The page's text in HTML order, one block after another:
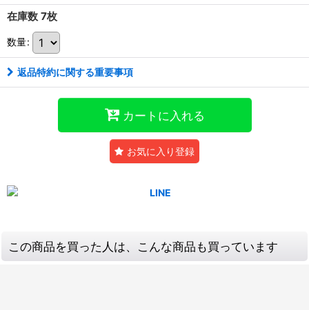
在庫数 7枚
数量:
返品特約に関する重要事項
カートに入れる
お気に入り登録
この商品を買った人は、こんな商品も買っています